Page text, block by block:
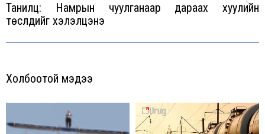
Next
Танилц: Намрын чуулганаар дараах хуулийн
төслүүдийг хэлэлцэнэ
Холбоотой мэдээ